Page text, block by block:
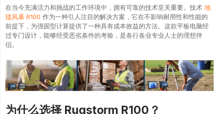
在当今充满活力和挑战的工作环境中，拥有可靠的技术至关重要。技术 地
毯风暴 R100 作为一种引人注目的解决方案，它在不影响耐用性和性能的
前提下，为强固型计算提供了一种具有成本效益的方法。这款平板电脑经
过专门设计，能够经受恶劣条件的考验，是各行各业专业人士的理想伴
侣。
为什么选择 Rugstorm R100？